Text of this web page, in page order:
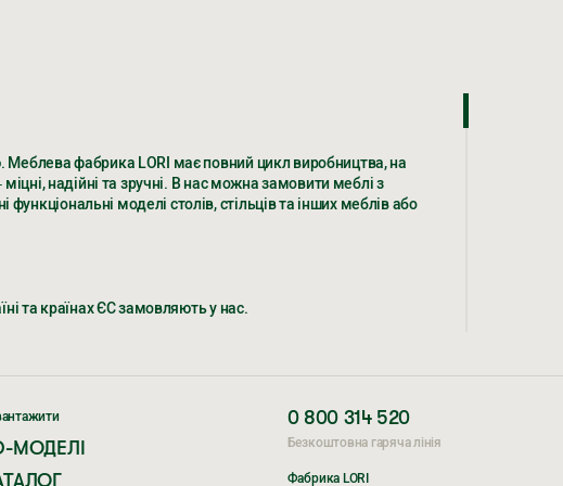
Меблева фабрика LORI має повний цикл виробництва, на
надійні та зручні. В нас можна замовити меблі з
моделі столів, стільців та інших меблів або
та країнах ЄС замовляють у нас.
надійні та зручні. В нас можна замовити меблі з
моделі столів, стільців та інших меблів або
МОДЕЛІ
0 800 314 520
Безкоштовна гаряча лінія
Фабрика LORI